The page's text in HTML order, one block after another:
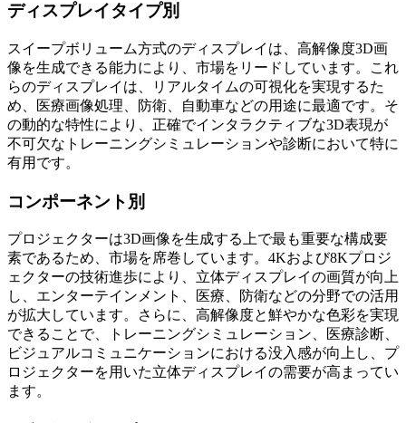
ディスプレイタイプ別
スイープボリューム方式のディスプレイは、高解像度3D画
像を生成できる能力により、市場をリードしています。これ
らのディスプレイは、リアルタイムの可視化を実現するた
め、医療画像処理、防衛、自動車などの用途に最適です。そ
の動的な特性により、正確でインタラクティブな3D表現が
不可欠なトレーニングシミュレーションや診断において特に
有用です。
コンポーネント別
プロジェクターは3D画像を生成する上で最も重要な構成要
素であるため、市場を席巻しています。4Kおよび8Kプロジ
ェクターの技術進歩により、立体ディスプレイの画質が向上
し、エンターテインメント、医療、防衛などの分野での活用
が拡大しています。さらに、高解像度と鮮やかな色彩を実現
できることで、トレーニングシミュレーション、医療診断、
ビジュアルコミュニケーションにおける没入感が向上し、プ
ロジェクターを用いた立体ディスプレイの需要が高まってい
ます。